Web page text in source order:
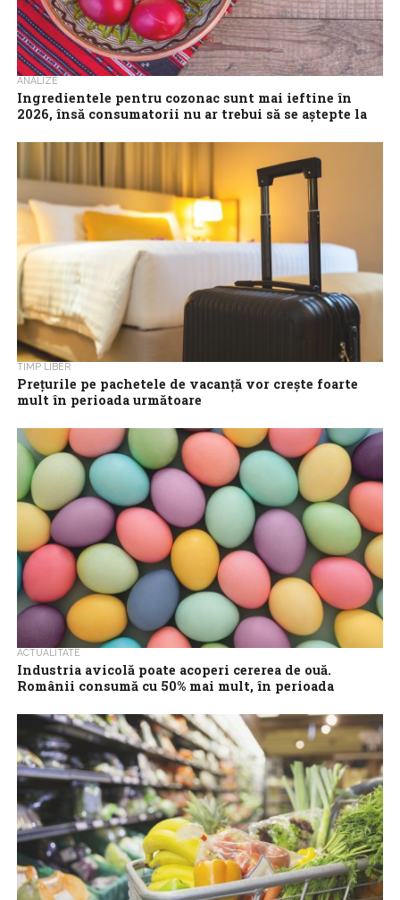
ANALIZE
Ingredientele pentru cozonac sunt mai ieftine în
2026, însă consumatorii nu ar trebui să se aștepte la
cozonacul de Paște ar putea avea un preț ușor mai redus decât
cel...
TIMP LIBER
Prețurile pe pachetele de vacanță vor crește foarte
mult în perioada următoare
perioada următoare, iar unii tur- operatori vor aplica majorări
inclusiv pentru rezervările...
ACTUALITATE
Industria avicolă poate acoperi cererea de ouă.
Românii consumă cu 50% mai mult, în perioada
Industria avicolă din România poate acoperi cererea de ouă în
perioada Sărbătorilor Pascale, în pofida unui consum cu
aproximativ 50% mai mare...